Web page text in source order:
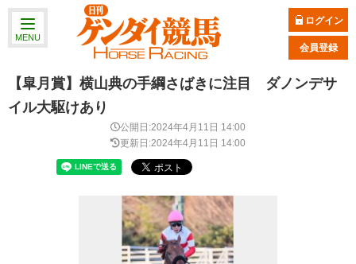
MENU
ログイン
会員登録
【皐月賞】横山典の手綱さばきに注目 ダノンデサ
イル大駆けあり
公開日:2024年4月11日 14:00
更新日:2024年4月11日 14:00